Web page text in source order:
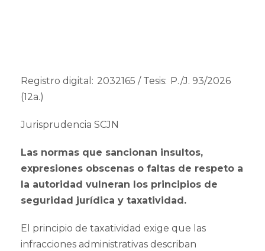
Registro digital: 2032165 / Tesis: P./J. 93/2026
(12a.)
Jurisprudencia SCJN
Las normas que sancionan insultos,
expresiones obscenas o faltas de respeto a
la autoridad vulneran los principios de
seguridad jurídica y taxatividad.
El principio de taxatividad exige que las
infracciones administrativas describan